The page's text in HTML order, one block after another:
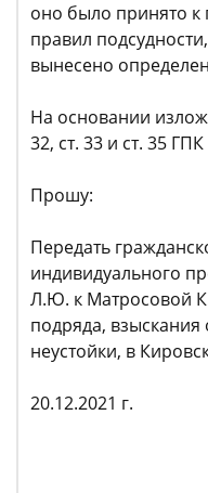
оно было принято к
правил
вынесено
На основании
32, ст. 33 и ст. 35
Прошу:
Передать
индивидуального
Л.Ю. к Матросовой
подряда, взыскания
неустойки, в
20.12.2021 г.